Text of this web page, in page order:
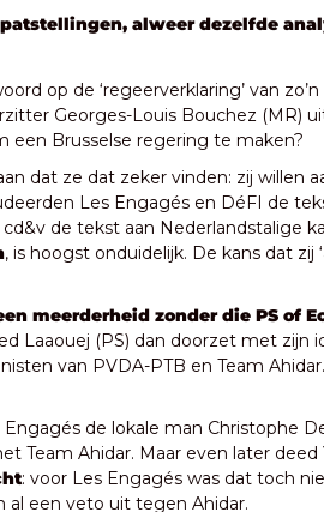
alweer dezelfde
op de ‘regeerverklaring’ van zo’n
Georges-Louis Bouchez (MR)
een Brusselse regering te maken?
dat ze dat zeker vinden: zij willen
Les Engagés en DéFI de
de tekst aan Nederlandstalige
, is hoogst onduidelijk. De kans dat zij
meerderheid zonder die PS of
Laaouej (PS) dan doorzet met zijn
van PVDA-PTB en Team
de lokale man Christophe
Team Ahidar. Maar even later deed
: voor Les Engagés was dat toch
al een veto uit tegen Ahidar.